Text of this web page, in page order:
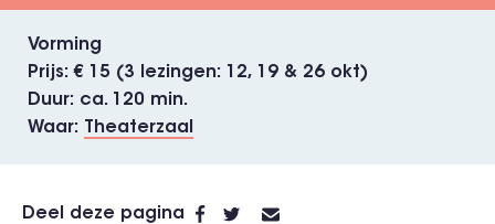
Vorming
Prijs
€ 15 (3 lezingen: 12, 19 & 26 okt)
Duur
ca. 120 min.
Waar
Theaterzaal
Deel deze pagina